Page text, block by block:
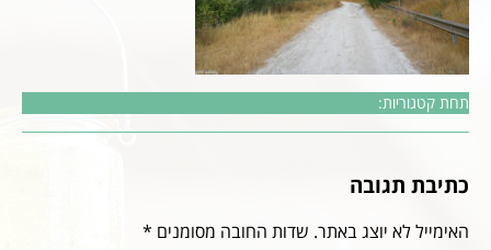
תחת קטגוריות:
כתיבת תגובה
האימייל לא יוצג באתר. שדות החובה מסומנים *